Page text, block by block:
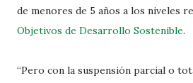
de menores de 5 años a los niveles
Objetivos de Desarrollo Sostenible.
“Pero con la suspensión parcial o